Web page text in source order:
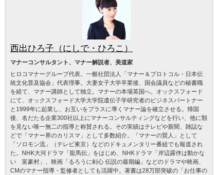
西出ひろ子（にしで・ひろこ）
マナーコンサルタント、マナー解説者、美道家
ヒロコマナーグループ代表。一般社団法人「マナー＆プロトコル・日本伝
統文化普及協会」代表理事。大妻女子大学卒業後、国会議員などの秘書職
を経て、マナー講師として独立。マナーの本場英国へ。オックスフォード
にて、オックスフォード大学大学院遺伝子学研究者のビジネスパートナー
と1999年に起業し、お互いをプラスに導くマナー論を確立させる。帰国
後、名だたる企業300社以上にマナーコンサルティングなどを行い、他に類
を見ない唯一無二の指導と称賛される。その実績はテレビや新聞、雑誌な
どで「マナー界のカリスマ」として多数紹介。「マナーの賢人」として
「ソロモン流」（テレビ東京）などのドキュメンタリー番組でも報道され
た。NHK大河ドラマ「龍馬伝」をはじめ、NHKドラマ「岸辺露伴は動かな
い 富豪村」、映画「るろうに剣心 伝説の最期編」などのドラマや映画、
CMのマナー指導・監修者としても活躍中。著書は28万部突破の「お仕事の